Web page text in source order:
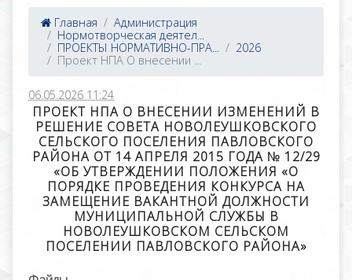
Главная
Администрация
Нормотворческая деятел...
ПРОЕКТЫ НОРМАТИВНО-ПРА...
2026
Проект НПА О внесении ...
06.05.2026 11:24
ПРОЕКТ НПА О ВНЕСЕНИИ ИЗМЕНЕНИЙ В
РЕШЕНИЕ СОВЕТА НОВОЛЕУШКОВСКОГО
СЕЛЬСКОГО ПОСЕЛЕНИЯ ПАВЛОВСКОГО
РАЙОНА ОТ 14 АПРЕЛЯ 2015 ГОДА № 12/29
«ОБ УТВЕРЖДЕНИИ ПОЛОЖЕНИЯ «О
ПОРЯДКЕ ПРОВЕДЕНИЯ КОНКУРСА НА
ЗАМЕЩЕНИЕ ВАКАНТНОЙ ДОЛЖНОСТИ
МУНИЦИПАЛЬНОЙ СЛУЖБЫ В
НОВОЛЕУШКОВСКОМ СЕЛЬСКОМ
ПОСЕЛЕНИИ ПАВЛОВСКОГО РАЙОНА»